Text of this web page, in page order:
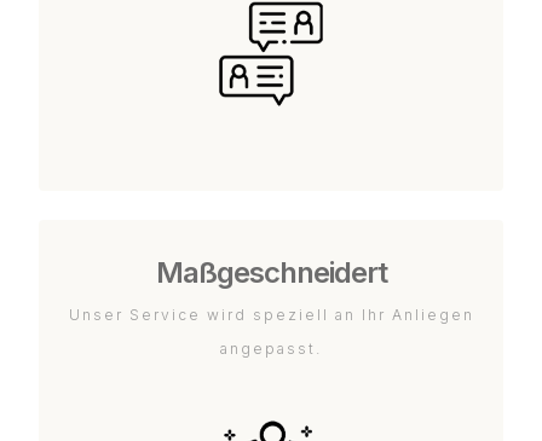
Maßgeschneidert
Unser Service wird speziell an Ihr Anliegen
angepasst.